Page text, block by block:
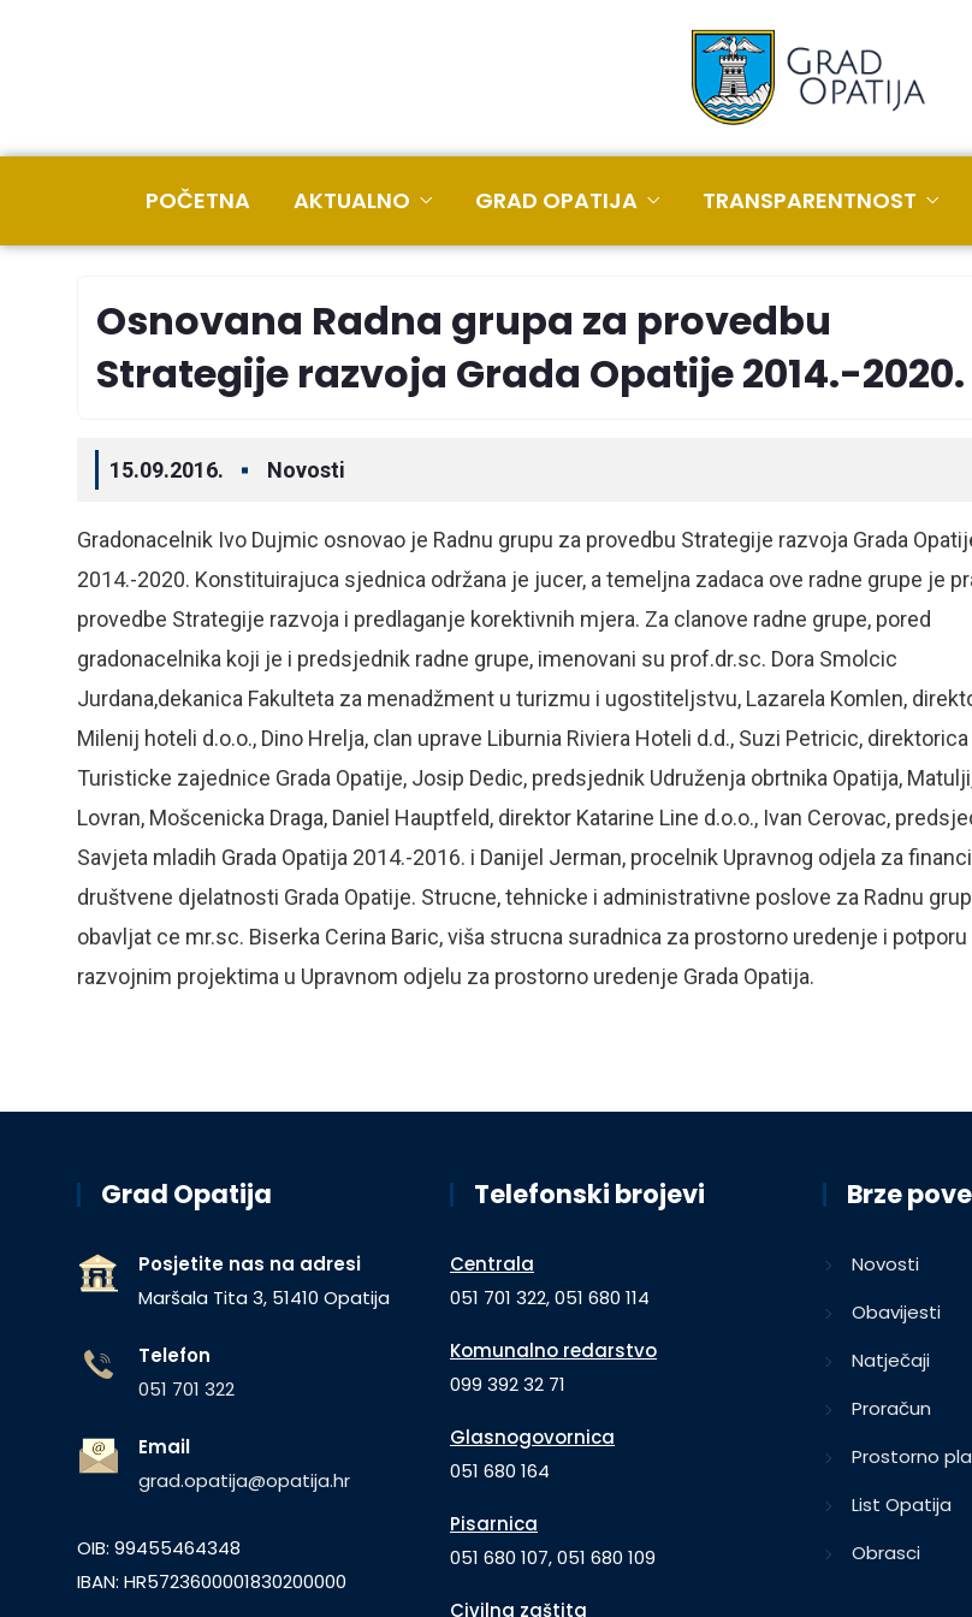
POČETNA AKTUALNO GRAD OPATIJA TRANSPARENTNOST
Osnovana Radna grupa za provedbu
Strategije razvoja Grada Opatije 2014.-2020.
15.09.2016. Novosti
Gradonacelnik Ivo Dujmic osnovao je Radnu grupu za provedbu Strategije razvoja Grada
2014.-2020. Konstituirajuca sjednica održana je jucer, a temeljna zadaca ove radne grupe je
provedbe Strategije razvoja i predlaganje korektivnih mjera. Za clanove radne grupe, pored
gradonacelnika koji je i predsjednik radne grupe, imenovani su prof.dr.sc. Dora Smolcic
Jurdana,dekanica Fakulteta za menadžment u turizmu i ugostiteljstvu, Lazarela Komlen,
Milenij hoteli d.o.o., Dino Hrelja, clan uprave Liburnia Riviera Hoteli d.d., Suzi Petricic, direktorica
Turisticke zajednice Grada Opatije, Josip Dedic, predsjednik Udruženja obrtnika Opatija,
Lovran, Mošcenicka Draga, Daniel Hauptfeld, direktor Katarine Line d.o.o., Ivan Cerovac,
Savjeta mladih Grada Opatija 2014.-2016. i Danijel Jerman, procelnik Upravnog odjela za
društvene djelatnosti Grada Opatije. Strucne, tehnicke i administrativne poslove za Radnu
obavljat ce mr.sc. Biserka Cerina Baric, viša strucna suradnica za prostorno uredenje i potporu
razvojnim projektima u Upravnom odjelu za prostorno uredenje Grada Opatija.
Grad Opatija
Posjetite nas na adresi
Maršala Tita 3, 51410 Opatija
Telefon
051 701 322
Email
grad.opatija@opatija.hr
OIB: 99455464348
IBAN: HR5723600001830200000
Telefonski brojevi
Centrala
051 701 322, 051 680 114
Komunalno redarstvo
099 392 32 71
Glasnogovornica
051 680 164
Pisarnica
051 680 107, 051 680 109
Civilna zaštita
Brze
Novosti
Obavijesti
Natječaji
Proračun
Prostorno
List Opatija
Obrasci